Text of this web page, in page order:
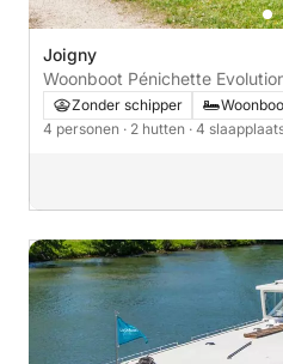
Joigny
Woonboot Pénichette
Zonder schipper
4 personen · 2 hutten · 4